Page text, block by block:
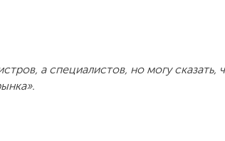
а специалистов, но могу